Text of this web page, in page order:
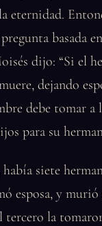
eternidad.
basada
dijo: “Si el
dejando
debe tomar a
para su
siete
esposa, y
tercero la